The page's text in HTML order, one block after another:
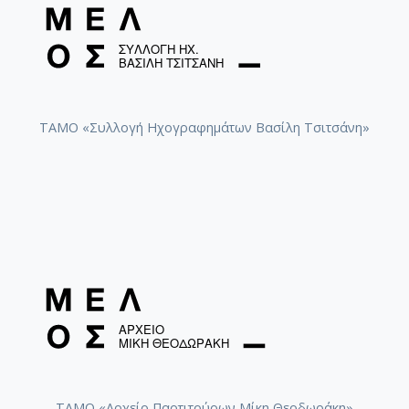
[Φάκελος] GR-As-MTH-003-Sc-016-116-
[Φάκελος] GR-As-MTH-003-Sc-016-118-Ο
[Φάκελος] GR-As-MTH-003-Sc-017-121-Έργο
[Φάκελος] GR-As-MTH-003-Sc-019-129-Πέντε
[Υπο-Φάκελος] GR-As-MTH-003-Sc-019-
[Υπο-Φάκελος] GR-As-MTH-003-Sc-019-
ΤΑΜΟ «Συλλογή Ηχογραφημάτων Βασίλη Τσιτσάνη»